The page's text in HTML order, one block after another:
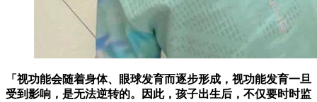
「视功能会随着身体、眼球发育而逐步形成，视功能发育一旦
受到影响，是无法逆转的。因此，孩子出生后，不仅要时时监